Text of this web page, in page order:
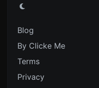
Blog
By Clicke Me
Terms
Privacy